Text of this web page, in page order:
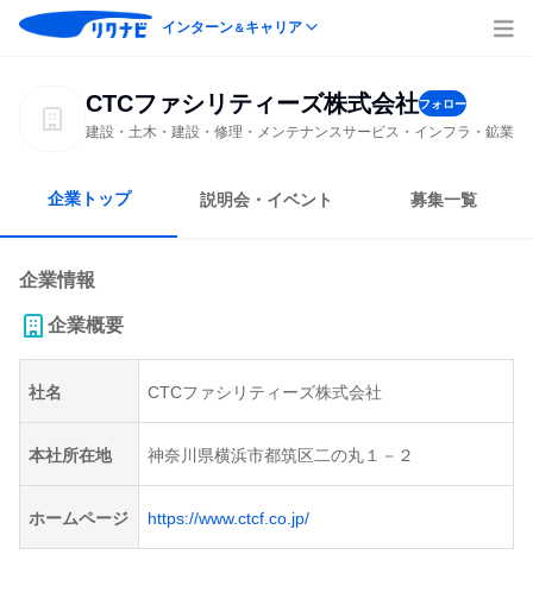
インターン＆キャリア
CTCファシリティーズ株式会社フォロー
建設・土木・建設・修理・メンテナンスサービス・インフラ・鉱業
企業トップ 説明会・イベント 募集一覧
企業情報
企業概要
社名 CTCファシリティーズ株式会社
本社所在地 神奈川県横浜市都筑区二の丸１－２
ホームページ https://www.ctcf.co.jp/